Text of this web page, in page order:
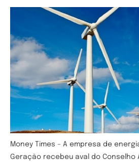
Money Times – A empresa de
Geração recebeu aval do Conselho